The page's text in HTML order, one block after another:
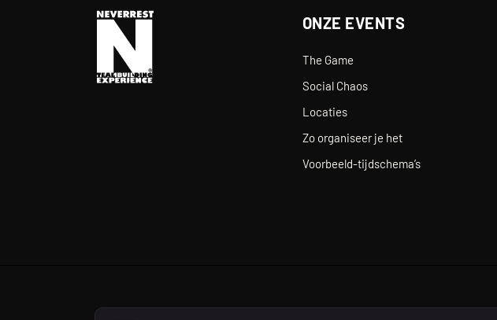
ONZE EVENTS
The Game
Social Chaos
Locaties
Zo organiseer je het
Voorbeeld-tijdschema’s